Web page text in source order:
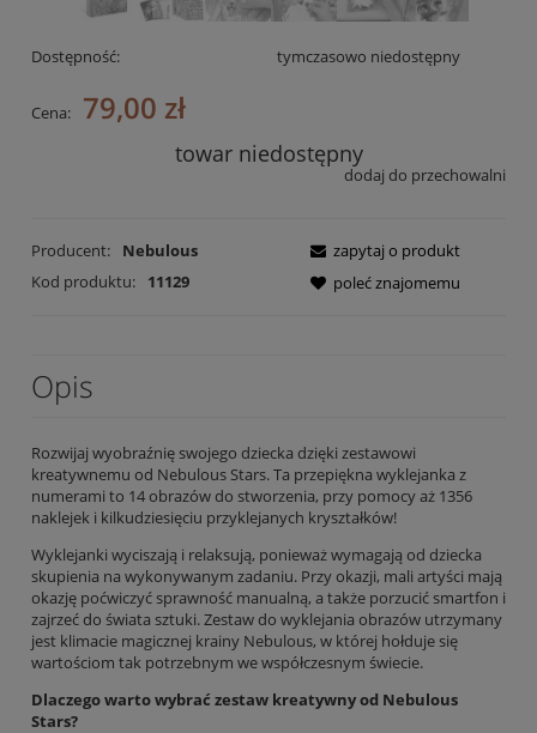
Dostępność: tymczasowo niedostępny
Cena: 79,00 zł
towar niedostępny
dodaj do przechowalni
Producent:
Nebulous
Kod produktu:
11129
zapytaj o produkt
poleć znajomemu
Opis
Rozwijaj wyobraźnię swojego dziecka dzięki zestawowi
kreatywnemu od Nebulous Stars. Ta przepiękna wyklejanka z
numerami to 14 obrazów do stworzenia, przy pomocy aż 1356
naklejek i kilkudziesięciu przyklejanych kryształków!
Wyklejanki wyciszają i relaksują, ponieważ wymagają od dziecka
skupienia na wykonywanym zadaniu. Przy okazji, mali artyści mają
okazję poćwiczyć sprawność manualną, a także porzucić smartfon i
zajrzeć do świata sztuki. Zestaw do wyklejania obrazów utrzymany
jest klimacie magicznej krainy Nebulous, w której hołduje się
wartościom tak potrzebnym we współczesnym świecie.
Dlaczego warto wybrać zestaw kreatywny od Nebulous
Stars?